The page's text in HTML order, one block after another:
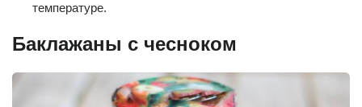
температуре.
Баклажаны с чесноком